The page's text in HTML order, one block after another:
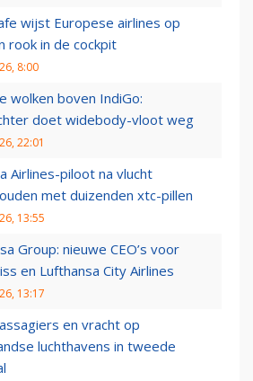
wijst Europese airlines op
rook in de cockpit
8:00
wolken boven IndiGo:
doet widebody-vloot weg
22:01
Airlines-piloot na vlucht
met duizenden xtc-pillen
13:55
Group: nieuwe CEO’s voor
en Lufthansa City Airlines
13:17
en vracht op
luchthavens in tweede